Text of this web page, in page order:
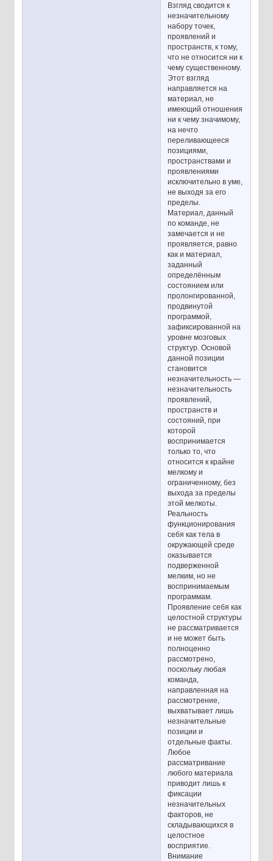
Взгляд сводится к
незначительному
набору точек,
проявлений и
пространств, к тому,
что не относится ни к
чему существенному.
Этот взгляд
направляется на
материал, не
имеющий отношения
ни к чему значимому,
на нечто
переливающееся
позициями,
пространствами и
проявлениями
исключительно в уме,
не выходя за его
пределы.
Материал, данный
по команде, не
замечается и не
проявляется, равно
как и материал,
заданный
определённым
состоянием или
пролонгированной,
продвинутой
программой,
зафиксированной на
уровне мозговых
структур. Основой
данной позиции
становится
незначительность —
незначительность
проявлений,
пространств и
состояний, при
которой
воспринимается
только то, что
относится к крайне
мелкому и
ограниченному, без
выхода за пределы
этой мелкоты.
Реальность
функционирования
себя как тела в
окружающей среде
оказывается
подверженной
мелким, но не
воспринимаемым
программам.
Проявление себя как
целостной структуры
не рассматривается
и не может быть
полноценно
рассмотрено,
поскольку любая
команда,
направленная на
рассмотрение,
выхватывает лишь
незначительные
позиции и
отдельные факты.
Любое
рассматривание
любого материала
приводит лишь к
фиксации
незначительных
факторов, не
складывающихся в
целостное
восприятие.
Внимание